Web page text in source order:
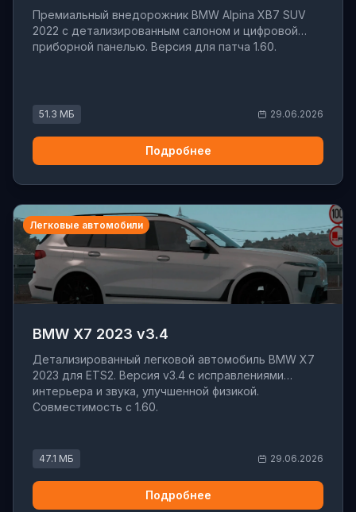
Премиальный внедорожник BMW Alpina XB7 SUV
2022 с детализированным салоном и цифровой
приборной панелью. Версия для патча 1.60.
51.3 МБ 29.06.2026
Подробнее
Легковые автомобили
BMW X7 2023 v3.4
Детализированный легковой автомобиль BMW X7
2023 для ETS2. Версия v3.4 с исправлениями
интерьера и звука, улучшенной физикой.
Совместимость с 1.60.
47.1 МБ 29.06.2026
Подробнее